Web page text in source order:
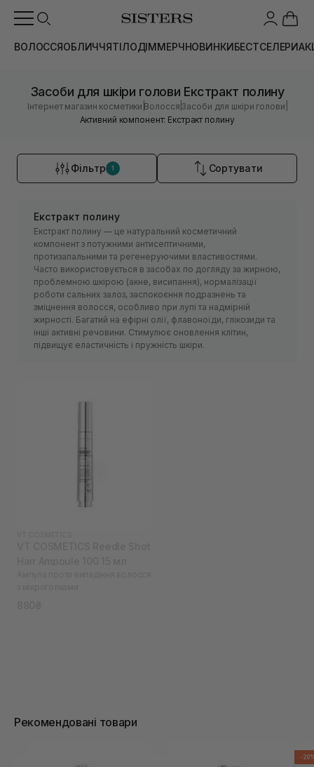
ВОЛОССЯОБЛИЧЧЯТІЛОДІММЕРЧНОВИНКИБЕСТСЕЛЕРИ
Засоби для шкіри голови Екстракт полину
Інтернет магазин косметики |Волосся |Засоби для шкіри голови
Активний компонент: Екстракт полину
Фільтр 1 Сортувати
Екстракт полину
Екстракт полину — це натуральний косметичний
компонент з потужними антисептичними,
протизапальними та регенеруючими властивостями.
Часто використовується в засобах по догляду за жирною,
проблемною шкірою (акне, висипання), нормалізації
роботи сальних залоз, заспокоєння подразнень та
зміцнення волосся, особливо при лупі та надмірній
жирності. Багатий на ефірні олії, флавоноїди, глікозиди та
інші активні речовини. Стимулює оновлення клітин,
підвищує еластичність і пружність шкіри.
Рекомендовані товари
-